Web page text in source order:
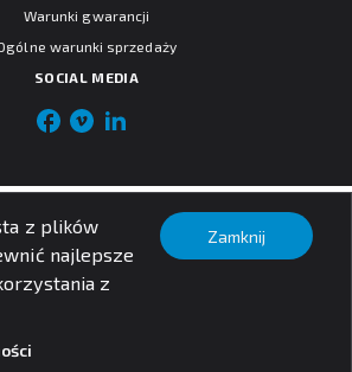
z plików
najlepsze
z
Zamknij
Warunki gwarancji
warunki sprzedaży
SOCIAL MEDIA
PXF Lighting sp. z o.o.
Nota prawna
prywatności